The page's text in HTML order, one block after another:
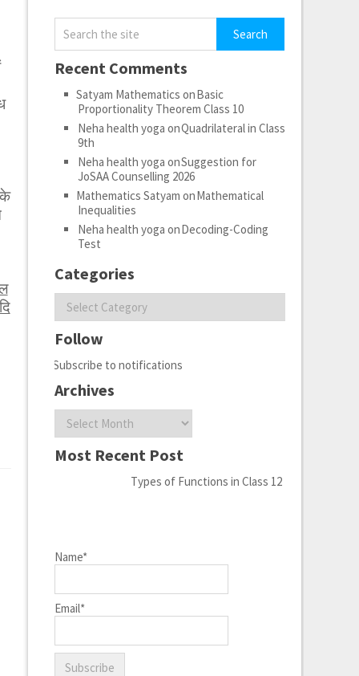
Recent Comments
Satyam Mathematics onBasic
Proportionality Theorem Class 10
Neha health yoga onQuadrilateral in Class
9th
Neha health yoga onSuggestion for
JoSAA Counselling 2026
Mathematics Satyam onMathematical
Inequalities
Neha health yoga onDecoding-Coding
Test
Categories
Categories
Follow
Subscribe to notifications
Archives
Archives
Most Recent Post
Types of Functions in Class 12
Name*
Email*